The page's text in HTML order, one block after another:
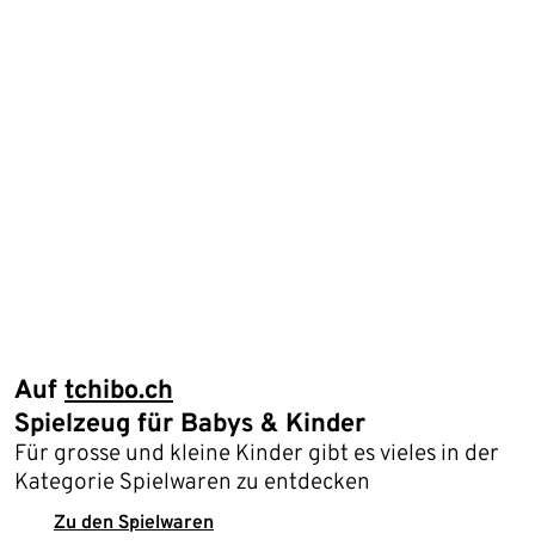
Auf tchibo.ch
Spielzeug für Babys & Kinder
Für grosse und kleine Kinder gibt es vieles in der
Kategorie Spielwaren zu entdecken
Zu den Spielwaren